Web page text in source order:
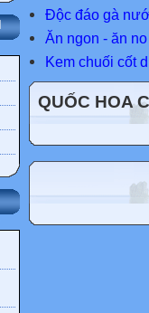
Độc đáo gà
Ăn ngon - ăn
Kem chuối cốt
QUỐC HOA